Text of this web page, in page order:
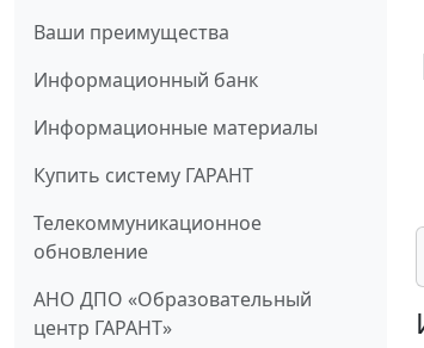
Ваши преимущества
Информационный банк
Информационные материалы
Купить систему ГАРАНТ
Телекоммуникационное
обновление
АНО ДПО «Образовательный
центр ГАРАНТ»